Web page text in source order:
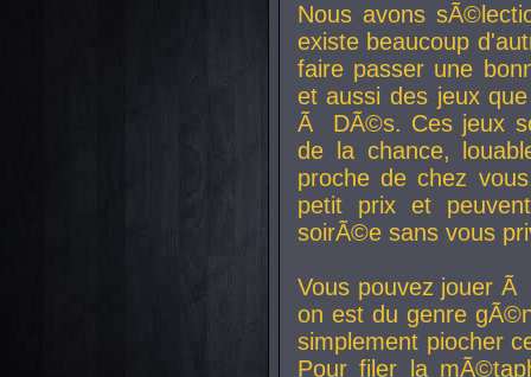
Nous avons
existe beaucoup
faire passer une
et aussi des jeux
Ã DÃ©s. Ces jeux
de la chance,
proche de chez
petit prix et
soirÃ©e sans vous
Vous pouvez jouer
on est du genre
simplement piocher
Pour filer la